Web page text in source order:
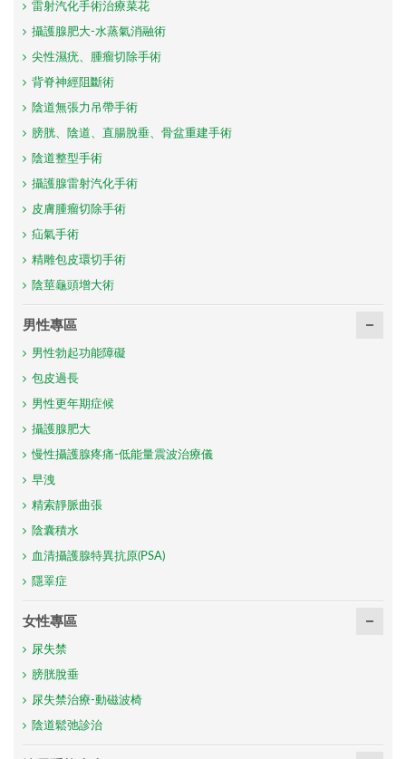
雷射汽化手術治療菜花
攝護腺肥大-水蒸氣消融術
尖性濕疣、腫瘤切除手術
背脊神經阻斷術
陰道無張力吊帶手術
膀胱、陰道、直腸脫垂、骨盆重建手術
陰道整型手術
攝護腺雷射汽化手術
皮膚腫瘤切除手術
疝氣手術
精雕包皮環切手術
陰莖龜頭增大術
男性專區
男性勃起功能障礙
包皮過長
男性更年期症候
攝護腺肥大
慢性攝護腺疼痛-低能量震波治療儀
早洩
精索靜脈曲張
陰囊積水
血清攝護腺特異抗原(PSA)
隱睪症
女性專區
尿失禁
膀胱脫垂
尿失禁治療-動磁波椅
陰道鬆弛診治